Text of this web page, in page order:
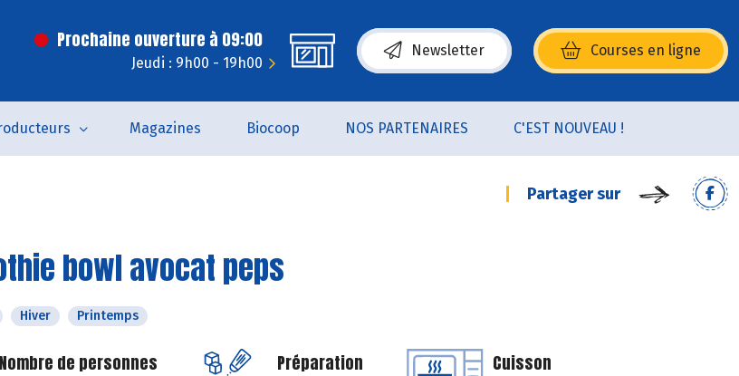
Prochaine ouverture à 09:00
Jeudi : 9h00 - 19h00
Newsletter Courses en ligne
(s’ouvre dans une nouvelle fenêtre)
Magazines Biocoop NOS PARTENAIRES C'EST NOUVEAU !
Partager sur
bowl avocat peps
Hiver Printemps
Nombre de personnes Préparation Cuisson